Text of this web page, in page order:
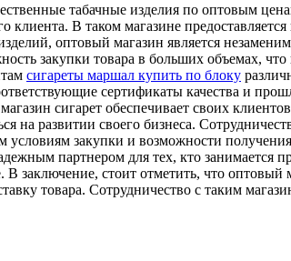
табачные изделия по оптовым
В таком магазине
оптовый магазин является
закупки товара в больших объемах,
сигареты маршал купить по блоку
сертификаты качества и
сигарет обеспечивает своих
на развитии своего бизнеса.
закупки и возможности
партнером для тех, кто занимается
стоит отметить, что оптовый
товара. Сотрудничество с таким